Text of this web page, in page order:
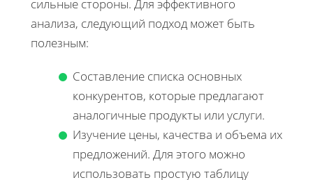
сильные стороны. Для эффективного
анализа, следующий подход может быть
полезным:
Составление списка основных
конкурентов, которые предлагают
аналогичные продукты или услуги.
Изучение цены, качества и объема их
предложений. Для этого можно
использовать простую таблицу